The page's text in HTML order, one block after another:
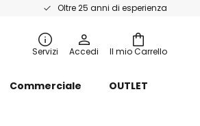
Oltre 25 anni di esperienza
Il mio Carrello
Servizi Accedi
Commerciale OUTLET